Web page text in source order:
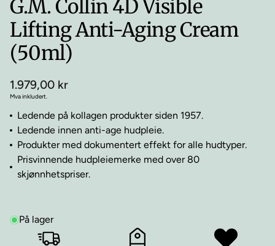
G.M. Collin 4D Visible
Lifting Anti-Aging Cream
(50ml)
Vanlig
pris
1.979,00 kr
Mva inkludert.
Ledende på kollagen produkter siden 1957.
Ledende innen anti-age hudpleie.
Produkter med dokumentert effekt for alle hudtyper.
Prisvinnende hudpleiemerke med over 80
skjønnhetspriser.
På lager